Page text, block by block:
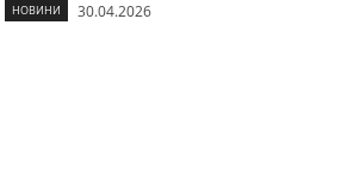
НОВИНИ 30.04.2026